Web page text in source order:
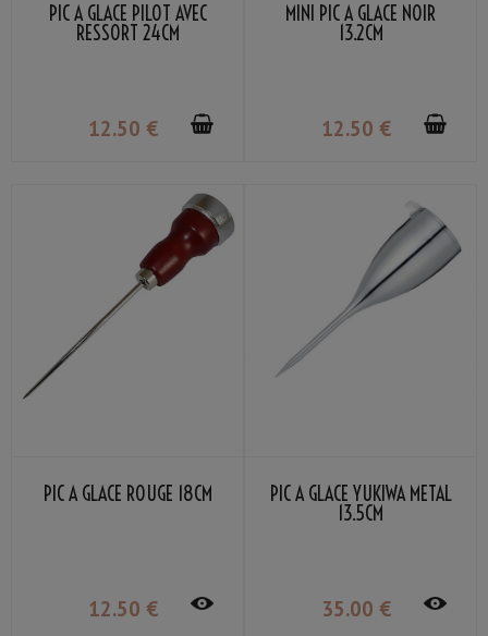
PIC À GLACE PILOT AVEC
RESSORT 24CM
12.50 €
MINI PIC À GLACE NOIR
13.2CM
12.50 €
PIC À GLACE ROUGE 18CM
12.50 €
PIC À GLACE YUKIWA MÉTAL
13.5CM
35.00 €